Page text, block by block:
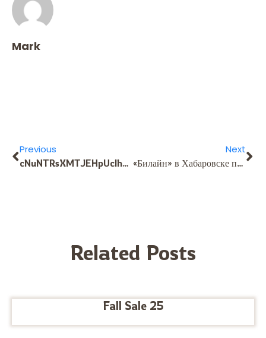
Mark
Previous
cNuNTRsXMTJEHpUcIhOkEDPz
Next
«Билайн» в Хабаровске предоставляют: • высокоскоростной интернет до 500 Мбит/с; • быстрое подключение за 1 день; • Подбор оптимального пакета услуг под ваши задачи; • Анализ технической доступности по вашему адресу. [url=https://khabarovsk-beeline.ru/]провести интернет билайн в квартиру[/url] подключение интернета билайн – [url=https://www.khabarovsk-beeline.ru/]https://www.khabarovsk-beeline.ru[/url] [url=https://toolbarqueries.google.im/url?q=https://khabarovsk-beeline.ru/]https://maps.google.ki/url?q=https://khabarovsk-beeline.ru/[/url] [url=http://www2.saganet.ne.jp/cgi-bin/hatto/board/wwwboard.pl/www.pelsh.forum24.ru/www.php.ru/www.frei-diplom11.ru/www.stretch-ceilings-samara.ru/www.dzen.ru/a/www.dzen.ru/a/aPFFa3ZMdGVq1wVQ/www.telegra.ph/www.reiting-seo-kompaniy.ru/url]Высокоскоростной интернет и телевидение от «Билайн» в Хабаровске[/url] 9f030f2
Related Posts
Fall Sale 25